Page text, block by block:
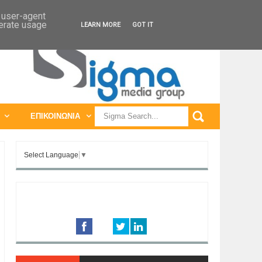
ΠΑΓΚΟΣΜΙΕΣ ΕΚΘΕΣΕΙΣ
ΕΠΙΚΟΙΝΩΝΙΑ
Select Language ▼
agent
usage LEARN MORE GOT IT